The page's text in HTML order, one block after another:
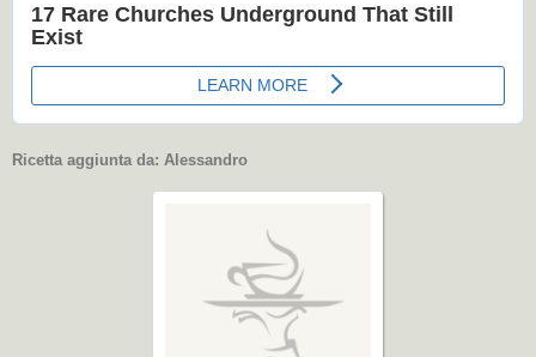
Ricetta aggiunta da: Alessandro